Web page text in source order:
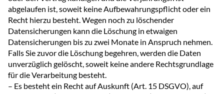
abgelaufen ist, soweit keine Aufbewahrungspflicht oder ein
Recht hierzu besteht. Wegen noch zu löschender
Datensicherungen kann die Löschung in etwaigen
Datensicherungen bis zu zwei Monate in Anspruch nehmen.
Falls Sie zuvor die Löschung begehren, werden die Daten
unverzüglich gelöscht, soweit keine andere Rechtsgrundlage
für die Verarbeitung besteht.
– Es besteht ein Recht auf Auskunft (Art. 15 DSGVO), auf